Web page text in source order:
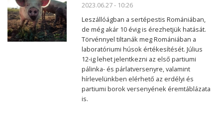
2023.06.27 - 10:26
Leszállóágban a sertépestis Romániában,
de még akár 10 évig is érezhetjük hatását.
Törvénnyel tiltanák meg Romániában a
laboratóriumi húsok értékesítését. Július
12-ig lehet jelentkezni az első partiumi
pálinka- és párlatversenyre, valamint
hírlevelünkben elérhető az erdélyi és
partiumi borok versenyének éremtáblázata
is.